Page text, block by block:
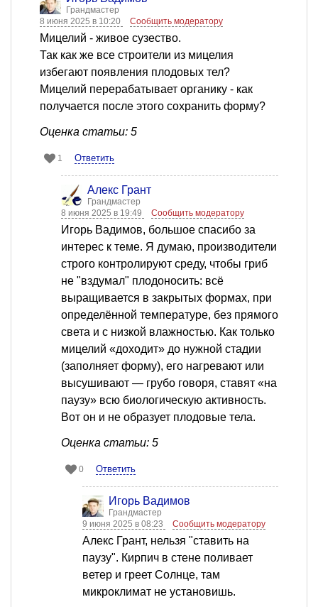
Грандмастер
8 июня 2025 в 10:20
Сообщить модератору
Мицелий - живое сузество.
Так как же все строители из мицелия
избегают появления плодовых тел?
Мицелий перерабатывает органику - как
получается после этого сохранить форму?
Оценка статьи: 5
1 Ответить
Алекс Грант
Грандмастер
8 июня 2025 в 19:49
Сообщить модератору
Игорь Вадимов, большое спасибо за
интерес к теме. Я думаю, производители
строго контролируют среду, чтобы гриб
не "вздумал" плодоносить: всё
выращивается в закрытых формах, при
определённой температуре, без прямого
света и с низкой влажностью. Как только
мицелий «доходит» до нужной стадии
(заполняет форму), его нагревают или
высушивают — грубо говоря, ставят «на
паузу» всю биологическую активность.
Вот он и не образует плодовые тела.
Оценка статьи: 5
0 Ответить
Игорь Вадимов
Грандмастер
9 июня 2025 в 08:23
Сообщить модератору
Алекс Грант, нельзя "ставить на
паузу". Кирпич в стене поливает
ветер и греет Солнце, там
микроклимат не установишь.